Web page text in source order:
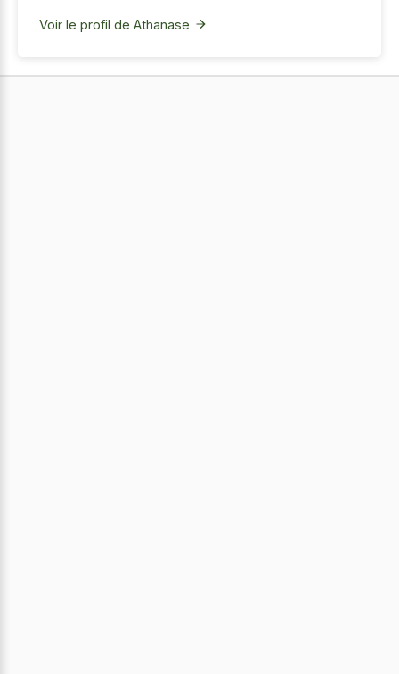
Voir le profil de Athanase